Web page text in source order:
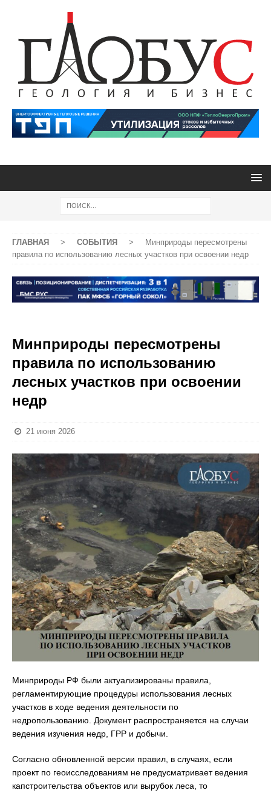
ГЛАВНАЯ > СОБЫТИЯ >
Минприроды пересмотрены
правила по использованию лесных участков при освоении недр
Минприроды пересмотрены
правила по использованию
лесных участков при освоении
недр
21 июня 2026
Минприроды РФ были актуализированы правила,
регламентирующие процедуры использования лесных
участков в ходе ведения деятельности по
недропользованию. Документ распространяется на случаи
ведения изучения недр, ГРР и добычи.
Согласно обновленной версии правил, в случаях, если
проект по геоисследованиям не предусматривает ведения
капстроительства объектов или вырубок леса, то